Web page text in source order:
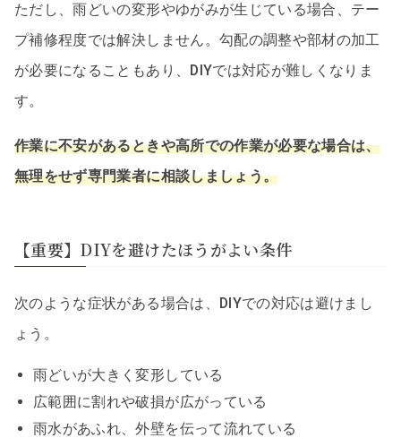
ただし、雨どいの変形やゆがみが生じている場合、テー
プ補修程度では解決しません。勾配の調整や部材の加工
が必要になることもあり、DIYでは対応が難しくなりま
す。
作業に不安があるときや高所での作業が必要な場合は、
無理をせず専門業者に相談しましょう。
【重要】DIYを避けたほうがよい条件
次のような症状がある場合は、DIYでの対応は避けまし
ょう。
雨どいが大きく変形している
広範囲に割れや破損が広がっている
雨水があふれ、外壁を伝って流れている